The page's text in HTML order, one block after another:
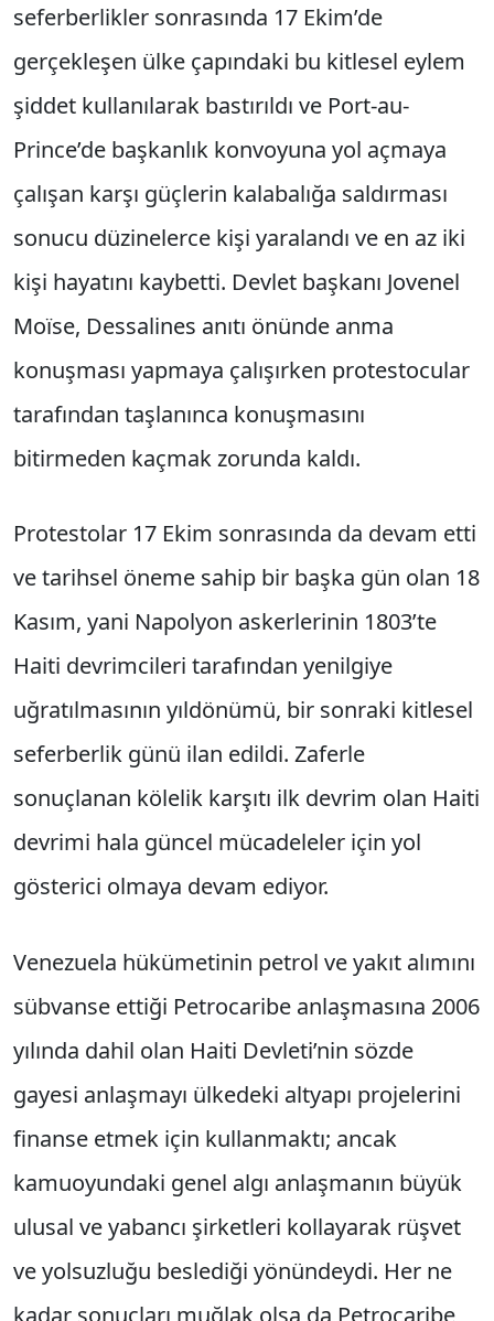
seferberlikler sonrasında 17 Ekim’de
gerçekleşen ülke çapındaki bu kitlesel eylem
şiddet kullanılarak bastırıldı ve Port-au-
Prince’de başkanlık konvoyuna yol açmaya
çalışan karşı güçlerin kalabalığa saldırması
sonucu düzinelerce kişi yaralandı ve en az iki
kişi hayatını kaybetti. Devlet başkanı Jovenel
Moïse, Dessalines anıtı önünde anma
konuşması yapmaya çalışırken protestocular
tarafından taşlanınca konuşmasını
bitirmeden kaçmak zorunda kaldı.
Protestolar 17 Ekim sonrasında da devam etti
ve tarihsel öneme sahip bir başka gün olan 18
Kasım, yani Napolyon askerlerinin 1803’te
Haiti devrimcileri tarafından yenilgiye
uğratılmasının yıldönümü, bir sonraki kitlesel
seferberlik günü ilan edildi. Zaferle
sonuçlanan kölelik karşıtı ilk devrim olan Haiti
devrimi hala güncel mücadeleler için yol
gösterici olmaya devam ediyor.
Venezuela hükümetinin petrol ve yakıt alımını
sübvanse ettiği Petrocaribe anlaşmasına 2006
yılında dahil olan Haiti Devleti’nin sözde
gayesi anlaşmayı ülkedeki altyapı projelerini
finanse etmek için kullanmaktı; ancak
kamuoyundaki genel algı anlaşmanın büyük
ulusal ve yabancı şirketleri kollayarak rüşvet
ve yolsuzluğu beslediği yönündeydi. Her ne